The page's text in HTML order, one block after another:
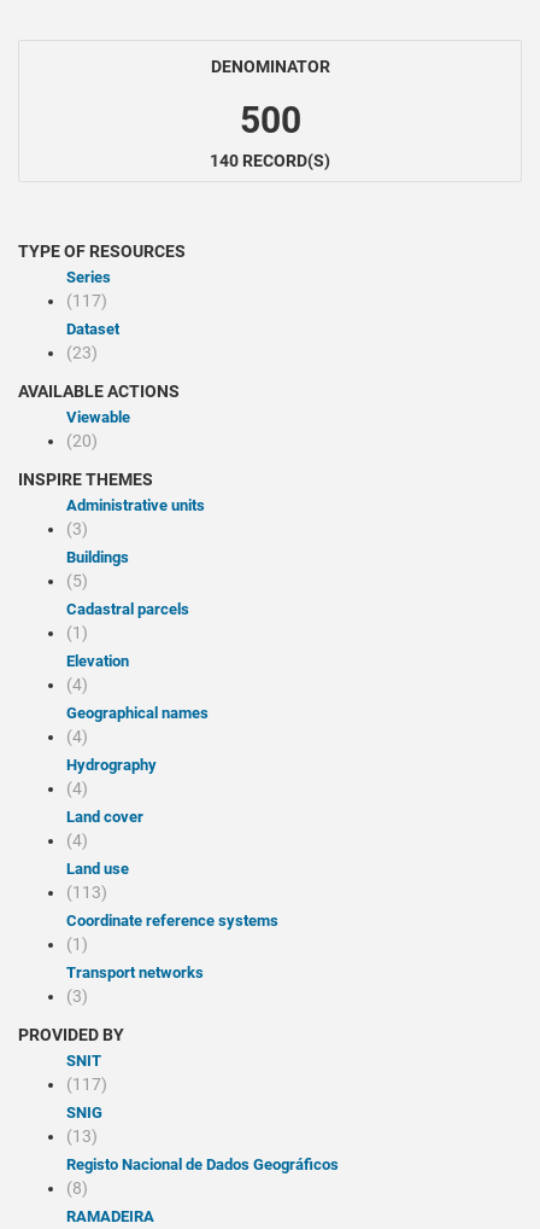
DENOMINATOR
500
140 RECORD(S)
TYPE OF RESOURCES
Series
(117)
Dataset
(23)
AVAILABLE ACTIONS
Viewable
(20)
INSPIRE THEMES
Administrative units
(3)
Buildings
(5)
Cadastral parcels
(1)
Elevation
(4)
Geographical names
(4)
Hydrography
(4)
Land cover
(4)
Land use
(113)
Coordinate reference systems
(1)
Transport networks
(3)
PROVIDED BY
SNIT
(117)
SNIG
(13)
Registo Nacional de Dados Geográficos
(8)
RAMADEIRA